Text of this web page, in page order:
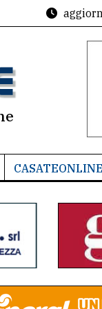
CASATEONLINE